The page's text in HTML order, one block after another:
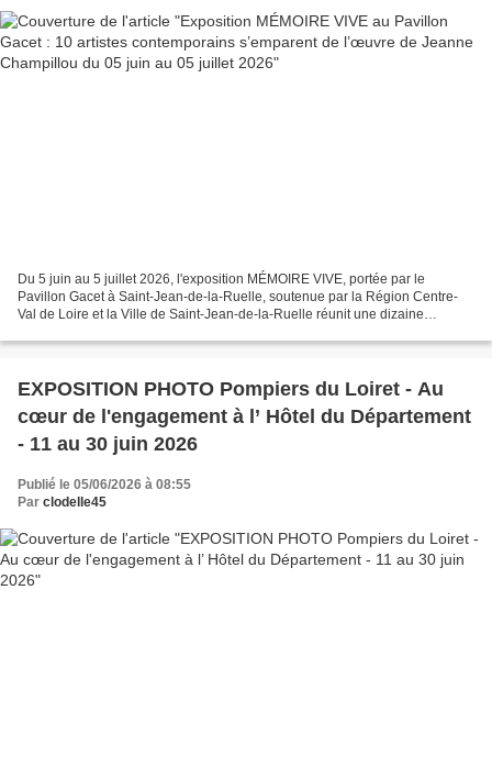
Du 5 juin au 5 juillet 2026, l'exposition MÉMOIRE VIVE, portée par le
Pavillon Gacet à Saint-Jean-de-la-Ruelle, soutenue par la Région Centre-
Val de Loire et la Ville de Saint-Jean-de-la-Ruelle réunit une dizaine
EXPOSITION PHOTO Pompiers du Loiret - Au
cœur de l'engagement à l’ Hôtel du Département
- 11 au 30 juin 2026
Publié le 05/06/2026 à 08:55
Par clodelle45